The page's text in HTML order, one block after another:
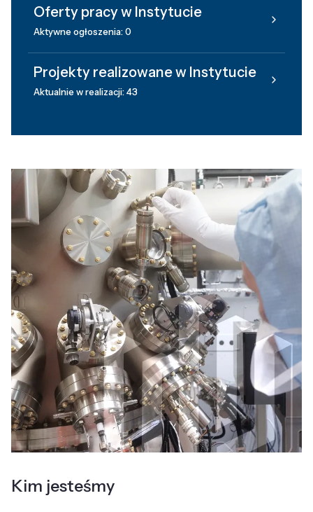
Oferty pracy w Instytucie
Aktywne ogłoszenia: 0
Projekty realizowane w Instytucie
Aktualnie w realizacji: 43
Kim jesteśmy